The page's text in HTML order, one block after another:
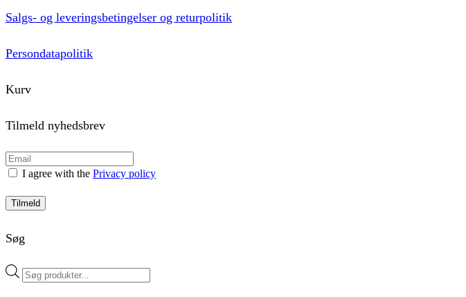
Salgs- og leveringsbetingelser og returpolitik
Persondatapolitik
Kurv
Tilmeld nyhedsbrev
I agree with the Privacy policy
Tilmeld
Søg
Products
search